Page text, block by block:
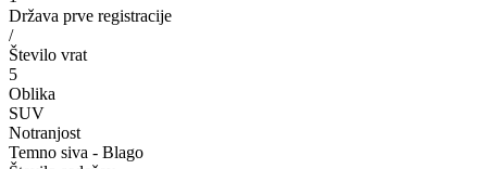
Država prve registracije
/
Število vrat
5
Oblika
SUV
Notranjost
Temno siva - Blago